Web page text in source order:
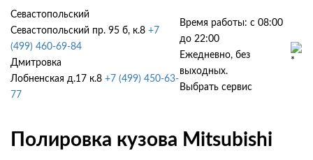
Севастопольский
Севастопольский пр. 95 б, к.8 +7
(499) 460-69-84
Дмитровка
Лобненская д.17 к.8 +7 (499) 450-63-
77
Время работы: с 08:00
до 22:00
Ежедневно, без
выходных.
Выбрать сервис
Полировка кузова Mitsubishi